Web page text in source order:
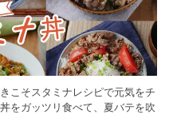
こそスタミナレシピで元気をチ
をガッツリ食べて、夏バテを吹